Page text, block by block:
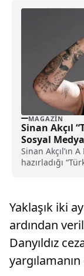
MAGAZIN
Sinan Akçıl
Sosyal
Sinan Akçıl’ın
hazırladığı
Yaklaşık iki
ardından
Danyıldız